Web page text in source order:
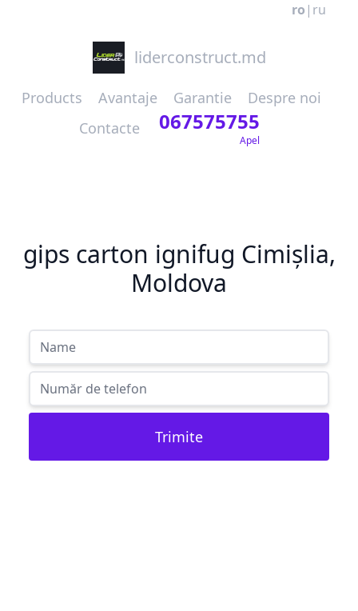
ro | ru
liderconstruct.md
Products Avantaje Garantie
Despre noi
Contacte
067575755
Apel
gips carton ignifug Cimișlia,
Moldova
Trimite